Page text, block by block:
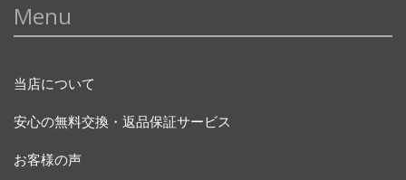
Menu
当店について
安心の無料交換・返品保証サービス
お客様の声